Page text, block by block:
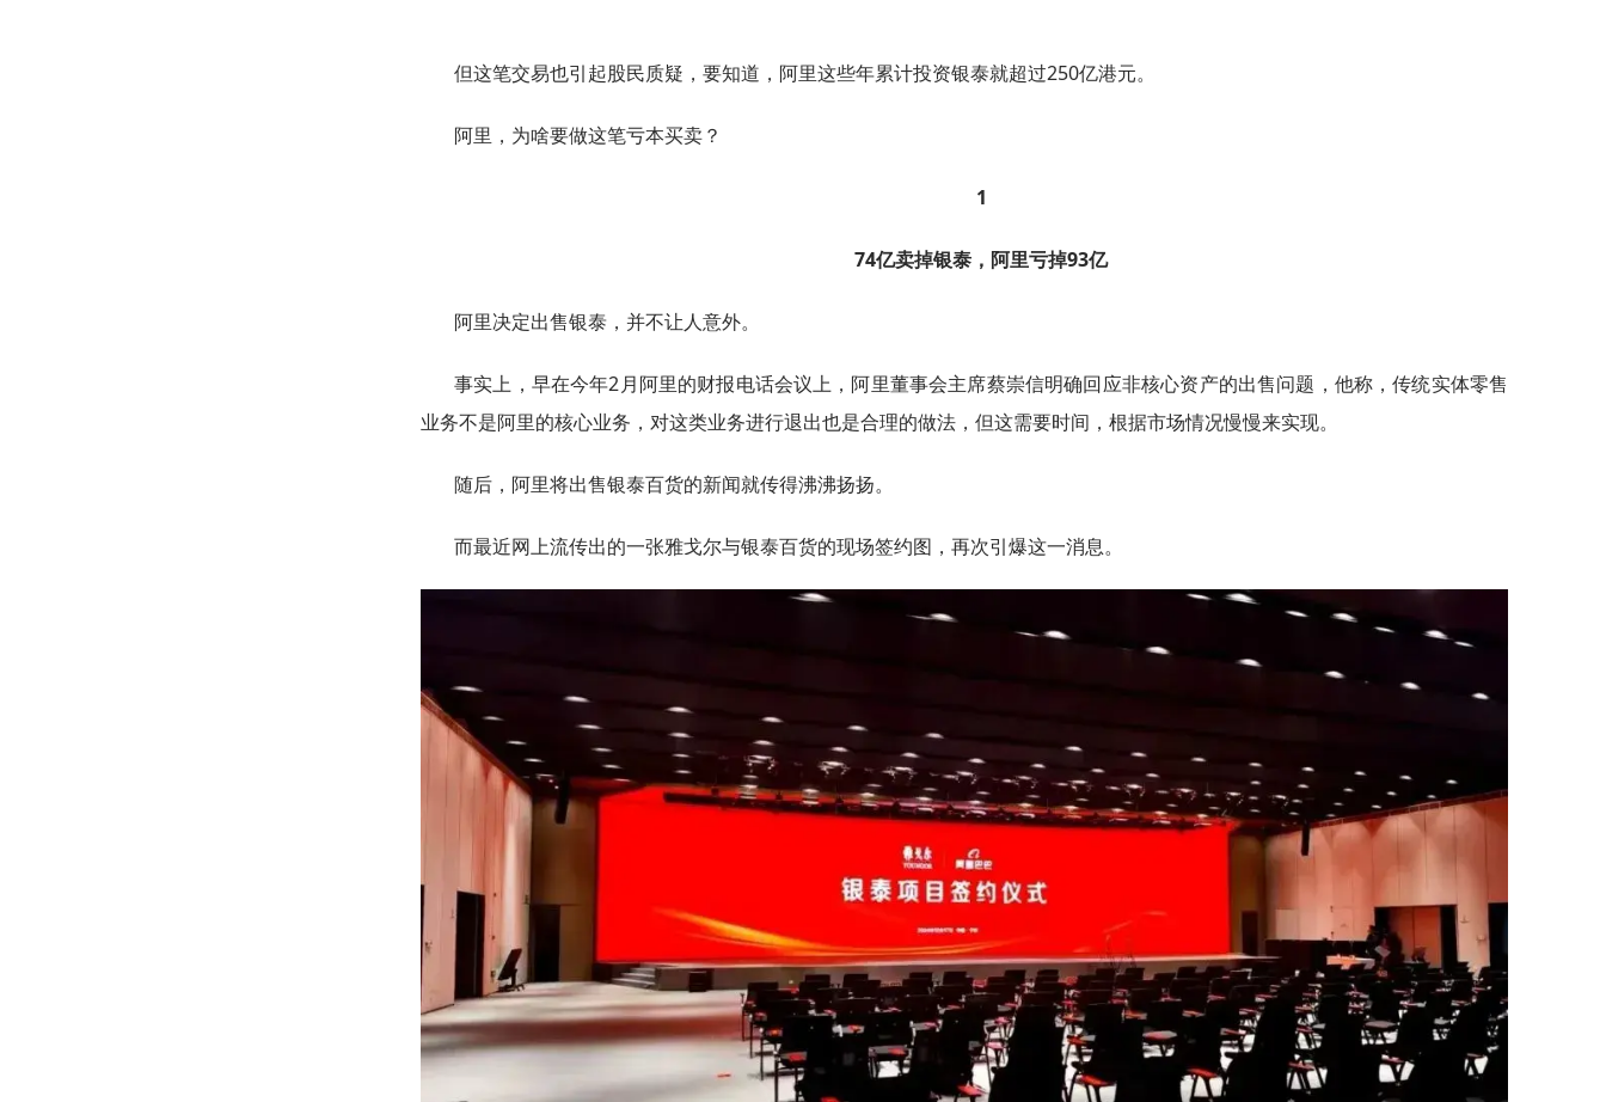
但这笔交易也引起股民质疑，要知道，阿里这些年累计投资银泰就超过250亿港元。
阿里，为啥要做这笔亏本买卖？
1
74亿卖掉银泰， 阿里亏掉93亿
阿里决定出售银泰，并不让人意外。
事实上，早在今年2月阿里的财报电话会议上，阿里董事会主席蔡崇信明确回应非核心资产的出售问题，他称，传统实体零售
业务不是阿里的核心业务，对这类业务进行退出也是合理的做法，但这需要时间，根据市场情况慢慢来实现。
随后，阿里将出售银泰百货的新闻就传得沸沸扬扬。
而最近网上流传出的一张雅戈尔与银泰百货的现场签约图，再次引爆这一消息。